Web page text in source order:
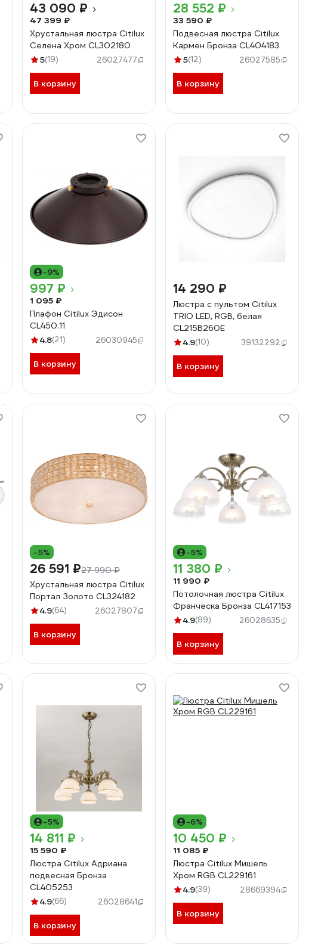
43 090 ₽
47 399 ₽
Хрустальная люстра Citilux
Селена Хром CL302180
5(19) 26027477
В корзину
28 552 ₽
33 590 ₽
Подвесная люстра Citilux
Кармен Бронза CL404183
5(12) 26027585
В корзину
-9%
997 ₽
1 095 ₽
Плафон Citilux Эдисон
CL450.11
4.8(21) 26030945
В корзину
14 290 ₽
Люстра с пультом Citilux
ТRIO LED, RGB, белая
CL215B260E
4.9(10) 39132292
В корзину
-5%
26 591 ₽27 990 ₽
Хрустальная люстра Citilux
Портал Золото CL324182
4.9(64) 26027807
В корзину
-5%
11 380 ₽
11 990 ₽
Потолочная люстра Citilux
Франческа Бронза CL417153
4.9(89) 26028635
В корзину
-5%
14 811 ₽
15 590 ₽
Люстра Citilux Адриана
подвесная Бронза
CL405253
4.9(66) 26028641
В корзину
-6%
10 450 ₽
11 085 ₽
Люстра Citilux Мишель
Хром RGB CL229161
4.9(39) 28669394
В корзину